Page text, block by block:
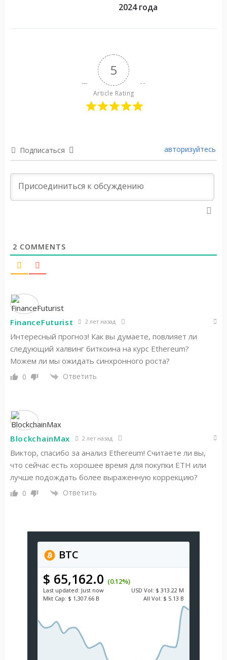
2024 года
5
Article Rating
Подписаться авторизуйтесь
2 COMMENTS
FinanceFuturist 2 лет назад
Интересный прогноз! Как вы думаете, повлияет ли
следующий халвинг биткоина на курс Ethereum?
Можем ли мы ожидать синхронного роста?
0 Ответить
BlockchainMax 2 лет назад
Виктор, спасибо за анализ Ethereum! Считаете ли вы,
что сейчас есть хорошее время для покупки ETH или
лучше подождать более выраженную коррекцию?
0 Ответить
BTC
$ 65,162.0 (0.12%)
Last updated: Just now USD Vol: $ 313.22 M
Mkt Cap: $ 1,307.66 B All Vol: $ 5.13 B